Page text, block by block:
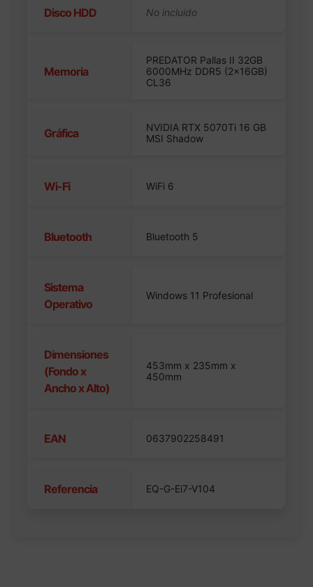
Disco HDD
Memoria
PREDATOR Pallas II 32GB
6000MHz DDR5 (2x16GB)
CL36
Gráfica
NVIDIA RTX 5070Ti 16 GB
MSI Shadow
Wi-Fi WiFi 6
Bluetooth Bluetooth 5
Sistema
Operativo
Windows 11 Profesional
Dimensiones
(Fondo x
Ancho x Alto)
453mm x 235mm x
450mm
EAN 0637902258491
Referencia EQ-G-Ei7-V104